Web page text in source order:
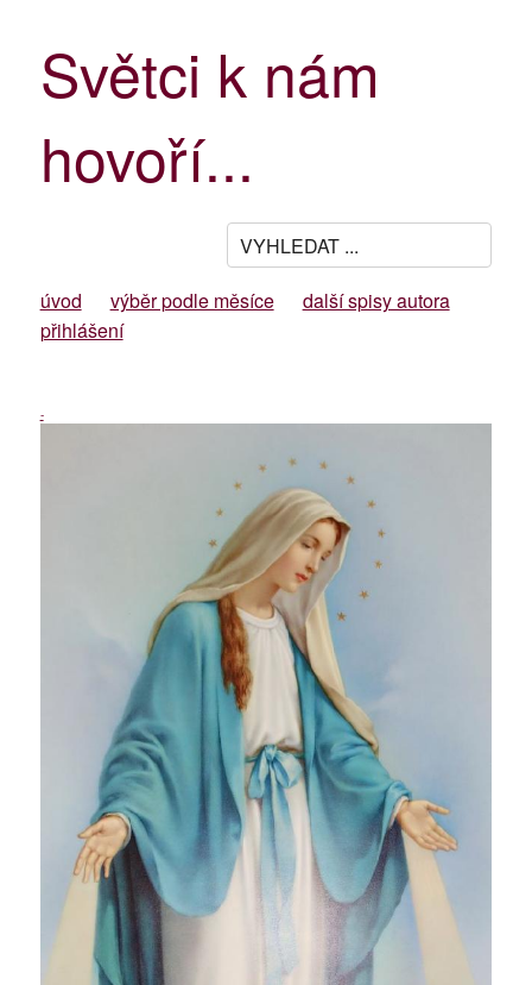
Světci k nám
hovoří...
úvod výběr podle měsíce
další spisy autora
přihlášení
-